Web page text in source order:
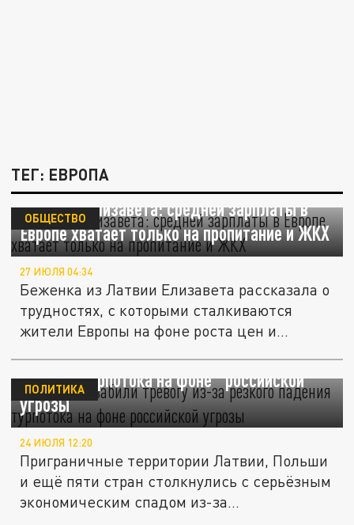
ТЕГ: ЕВРОПА
Беженка Елизавета: средней зарплаты в
Европе хватает только на пропитание и ЖКХ
ОБЩЕСТВО
27 ИЮЛЯ 04:34
Беженка из Латвии Елизавета рассказала о
трудностях, с которыми сталкиваются
жители Европы на фоне роста цен и...
Страны ЕС забили тревогу из-за резкого
падения турпотока на фоне "российской
угрозы"
ПОЛИТИКА
24 ИЮЛЯ 12:20
Приграничные территории Латвии, Польши
и ещё пяти стран столкнулись с серьёзным
экономическим спадом из-за...